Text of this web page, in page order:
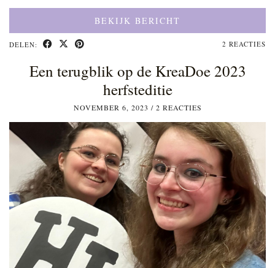
BEKIJK BERICHT
DELEN: 2 REACTIES
Een terugblik op de KreaDoe 2023
herfsteditie
NOVEMBER 6, 2023 / 2 REACTIES